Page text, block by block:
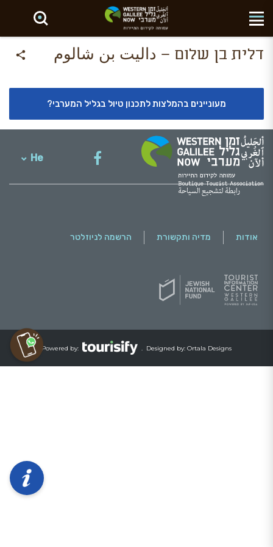
חפש באתר
דלית בן שלום – داليت بن شالوم
מעוניינים בהמלצות לתכנון טיול בגליל המערבי?
He
אודות מדיה ותקשורת הרשמה לניוזלטר